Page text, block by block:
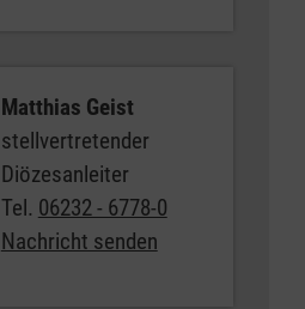
Matthias Geist
stellvertretender
Diözesanleiter
Tel. 06232 - 6778-0
Nachricht senden